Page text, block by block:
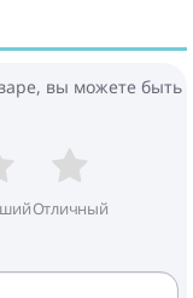
вы можете быть
Отличный